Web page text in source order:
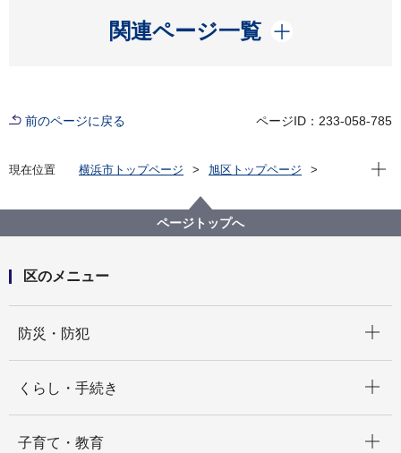
関連ページ一覧
開く
前のページに戻る ページID：233-058-785
現在位置 横浜市トップページ
旭区トップページ
現在
ページトップへ
区のメニュー
防災・防犯
くらし・手続き
子育て・教育